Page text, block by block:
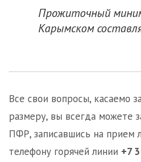
Прожиточный
Карымском
Все свои вопросы, касаемо
размеру, вы всегда можете
ПФР, записавшись на прием
телефону горячей линии +7